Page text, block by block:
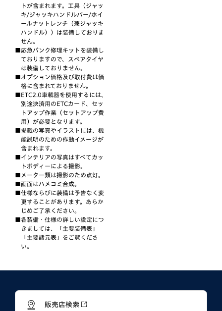
トが含まれます。工具（ジャッ
キ/ジャッキハンドルバー/ホイ
ールナットレンチ（兼ジャッキ
ハンドル））は装備しておりま
せん。
応急パンク修理キットを装備し
ておりますので、スペアタイヤ
は装備しておりません｡
オプション価格及び取付費は価
格に含まれておりません。
ETC2.0車載器を使用するには、
別途決済用のETCカード、セッ
トアップ作業（セットアップ費
用）が必要となります。
掲載の写真やイラストには、機
能説明のための作動イメージが
含まれます。
インテリアの写真はすべてカッ
トボディーによる撮影。
メーター類は撮影のため点灯。
画面はハメコミ合成。
仕様ならびに装備は予告なく変
更することがあります。あらか
じめご了承ください。
各装備・仕様の詳しい設定につ
きましては、「主要装備表」
「主要諸元表」をご覧くださ
い。
販売店検索